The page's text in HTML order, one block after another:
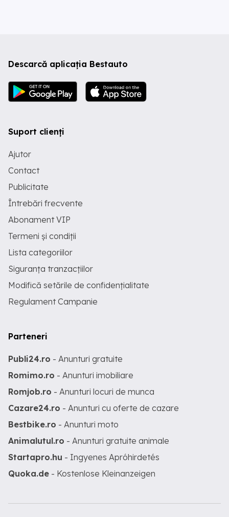
Descarcă aplicația Bestauto
Suport clienți
Ajutor
Contact
Publicitate
Întrebări frecvente
Abonament VIP
Termeni și condiții
Lista categoriilor
Siguranța tranzacțiilor
Modifică setările de confidențialitate
Regulament Campanie
Parteneri
Publi24.ro - Anunturi gratuite
Romimo.ro - Anunturi imobiliare
Romjob.ro - Anunturi locuri de munca
Cazare24.ro - Anunturi cu oferte de cazare
Bestbike.ro - Anunturi moto
Animalutul.ro - Anunturi gratuite animale
Startapro.hu - Ingyenes Apróhirdetés
Quoka.de - Kostenlose Kleinanzeigen